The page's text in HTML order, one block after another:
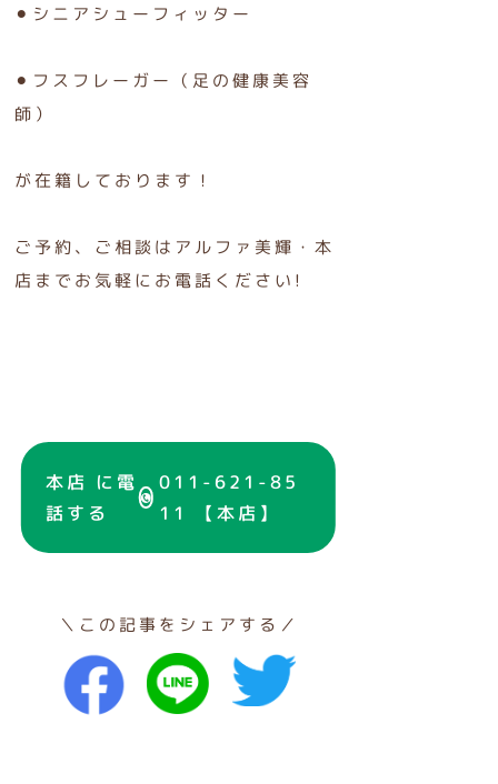
⚫︎シニアシューフィッター
⚫︎フスフレーガー（足の健康美容
師）
が在籍しております！
ご予約、ご相談はアルファ美輝・本
店までお気軽にお電話ください!
本店 に電
話する
011-621-85
11 【本店】
＼この記事をシェアする／